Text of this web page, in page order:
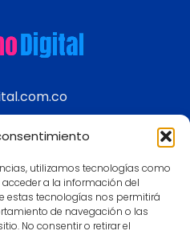
utilizamos tecnologías como
a la información del
estas tecnologías nos permitirá
de navegación o las
No consentir o retirar el
Cookies